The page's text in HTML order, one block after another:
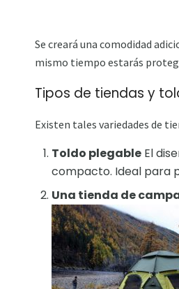
Se creará una comodidad
mismo tiempo estarás
Tipos de tiendas y
Existen tales variedades de
Toldo plegable El
compacto. Ideal para
Una tienda de